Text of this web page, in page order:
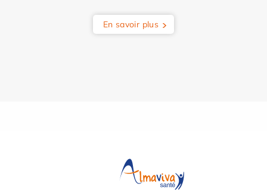
En savoir plus